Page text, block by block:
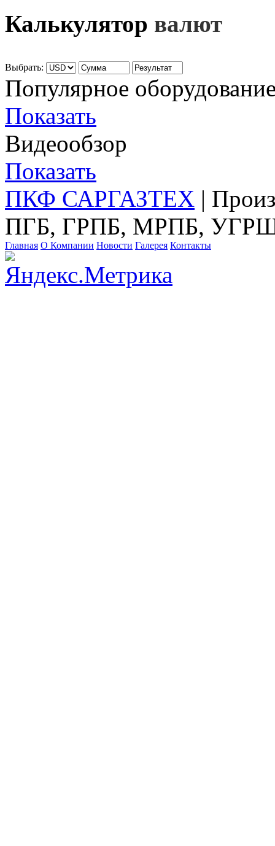
Калькулятор валют
Выбрать:
Популярное
Показать
Видеообзор
Показать
ПКФ САРГАЗТЕХ |
ПГБ, ГРПБ, МРПБ,
Главная О Компании Новости Галерея Контакты